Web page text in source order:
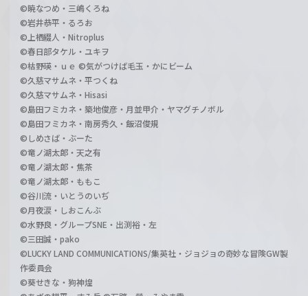
©暁なつめ・三嶋くろね
©岩井恭平・るろお
©上栖綴人・Nitroplus
©春日部タケル・ユキヲ
©枯野瑛・ｕｅ ©気がつけば毛玉・かにビーム
©久慈マサムネ・平つくね
©久慈マサムネ・Hisasi
©島田フミカネ・築地俊彦・月並甲介・ヤマグチノボル
©島田フミカネ・南房秀久・飯沼俊規
©しめさば・ぶーた
©竜ノ湖太郎・天之有
©竜ノ湖太郎・焦茶
©竜ノ湖太郎・ももこ
©谷川流・いとうのいぢ
©月夜涙・しおこんぶ
©水野良・グループSNE・出渕裕・左
©三田誠・pako
©LUCKY LAND COMMUNICATIONS/集英社・ジョジョの奇妙な冒険GW製
作委員会
©葵せきな・狗神煌